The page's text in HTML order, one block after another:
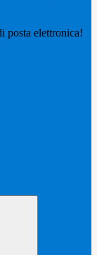
posta elettronica!